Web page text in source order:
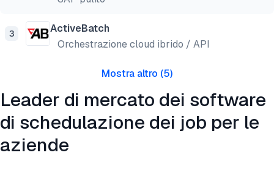
3
ActiveBatch
Orchestrazione cloud ibrido / API
Mostra altro (5)
Leader di mercato dei software
di schedulazione dei job per le
aziende